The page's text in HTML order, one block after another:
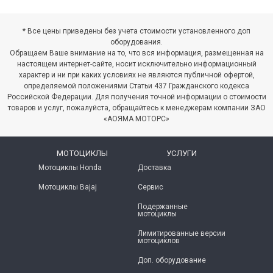
Читать далее→
* Все цены приведены без учета стоимости установленного доп
оборудования.
Обращаем Ваше внимание на то, что вся информация, размещенная на
настоящем интернет-сайте, носит исключительно информационный
характер и ни при каких условиях не являются публичной офертой,
определяемой положениями Статьи 437 Гражданского кодекса
Российской Федерации. Для получения точной информации о стоимости
товаров и услуг, пожалуйста, обращайтесь к менеджерам компании ЗАО
«АОЯМА МОТОРС»
МОТОЦИКЛЫ
Мотоциклы Honda
Мотоциклы Bajaj
УСЛУГИ
Доставка
Сервис
Подержанные
мотоциклы
Лимитированные версии
мотоциклов
Доп. оборудование